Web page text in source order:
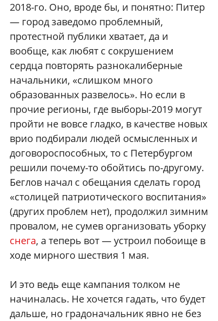
2018-го. Оно, вроде бы, и понятно: Питер
— город заведомо проблемный,
протестной публики хватает, да и
вообще, как любят с сокрушением
сердца повторять разнокалиберные
начальники, «слишком много
образованных развелось». Но если в
прочие регионы, где выборы-2019 могут
пройти не вовсе гладко, в качестве новых
врио подбирали людей осмысленных и
договороспособных, то с Петербургом
решили почему-то обойтись по-другому.
Беглов начал с обещания сделать город
«столицей патриотического воспитания»
(других проблем нет), продолжил зимним
провалом, не сумев организовать уборку
снега, а теперь вот — устроил побоище в
ходе мирного шествия 1 мая.
И это ведь еще кампания толком не
начиналась. Не хочется гадать, что будет
дальше, но градоначальник явно не без